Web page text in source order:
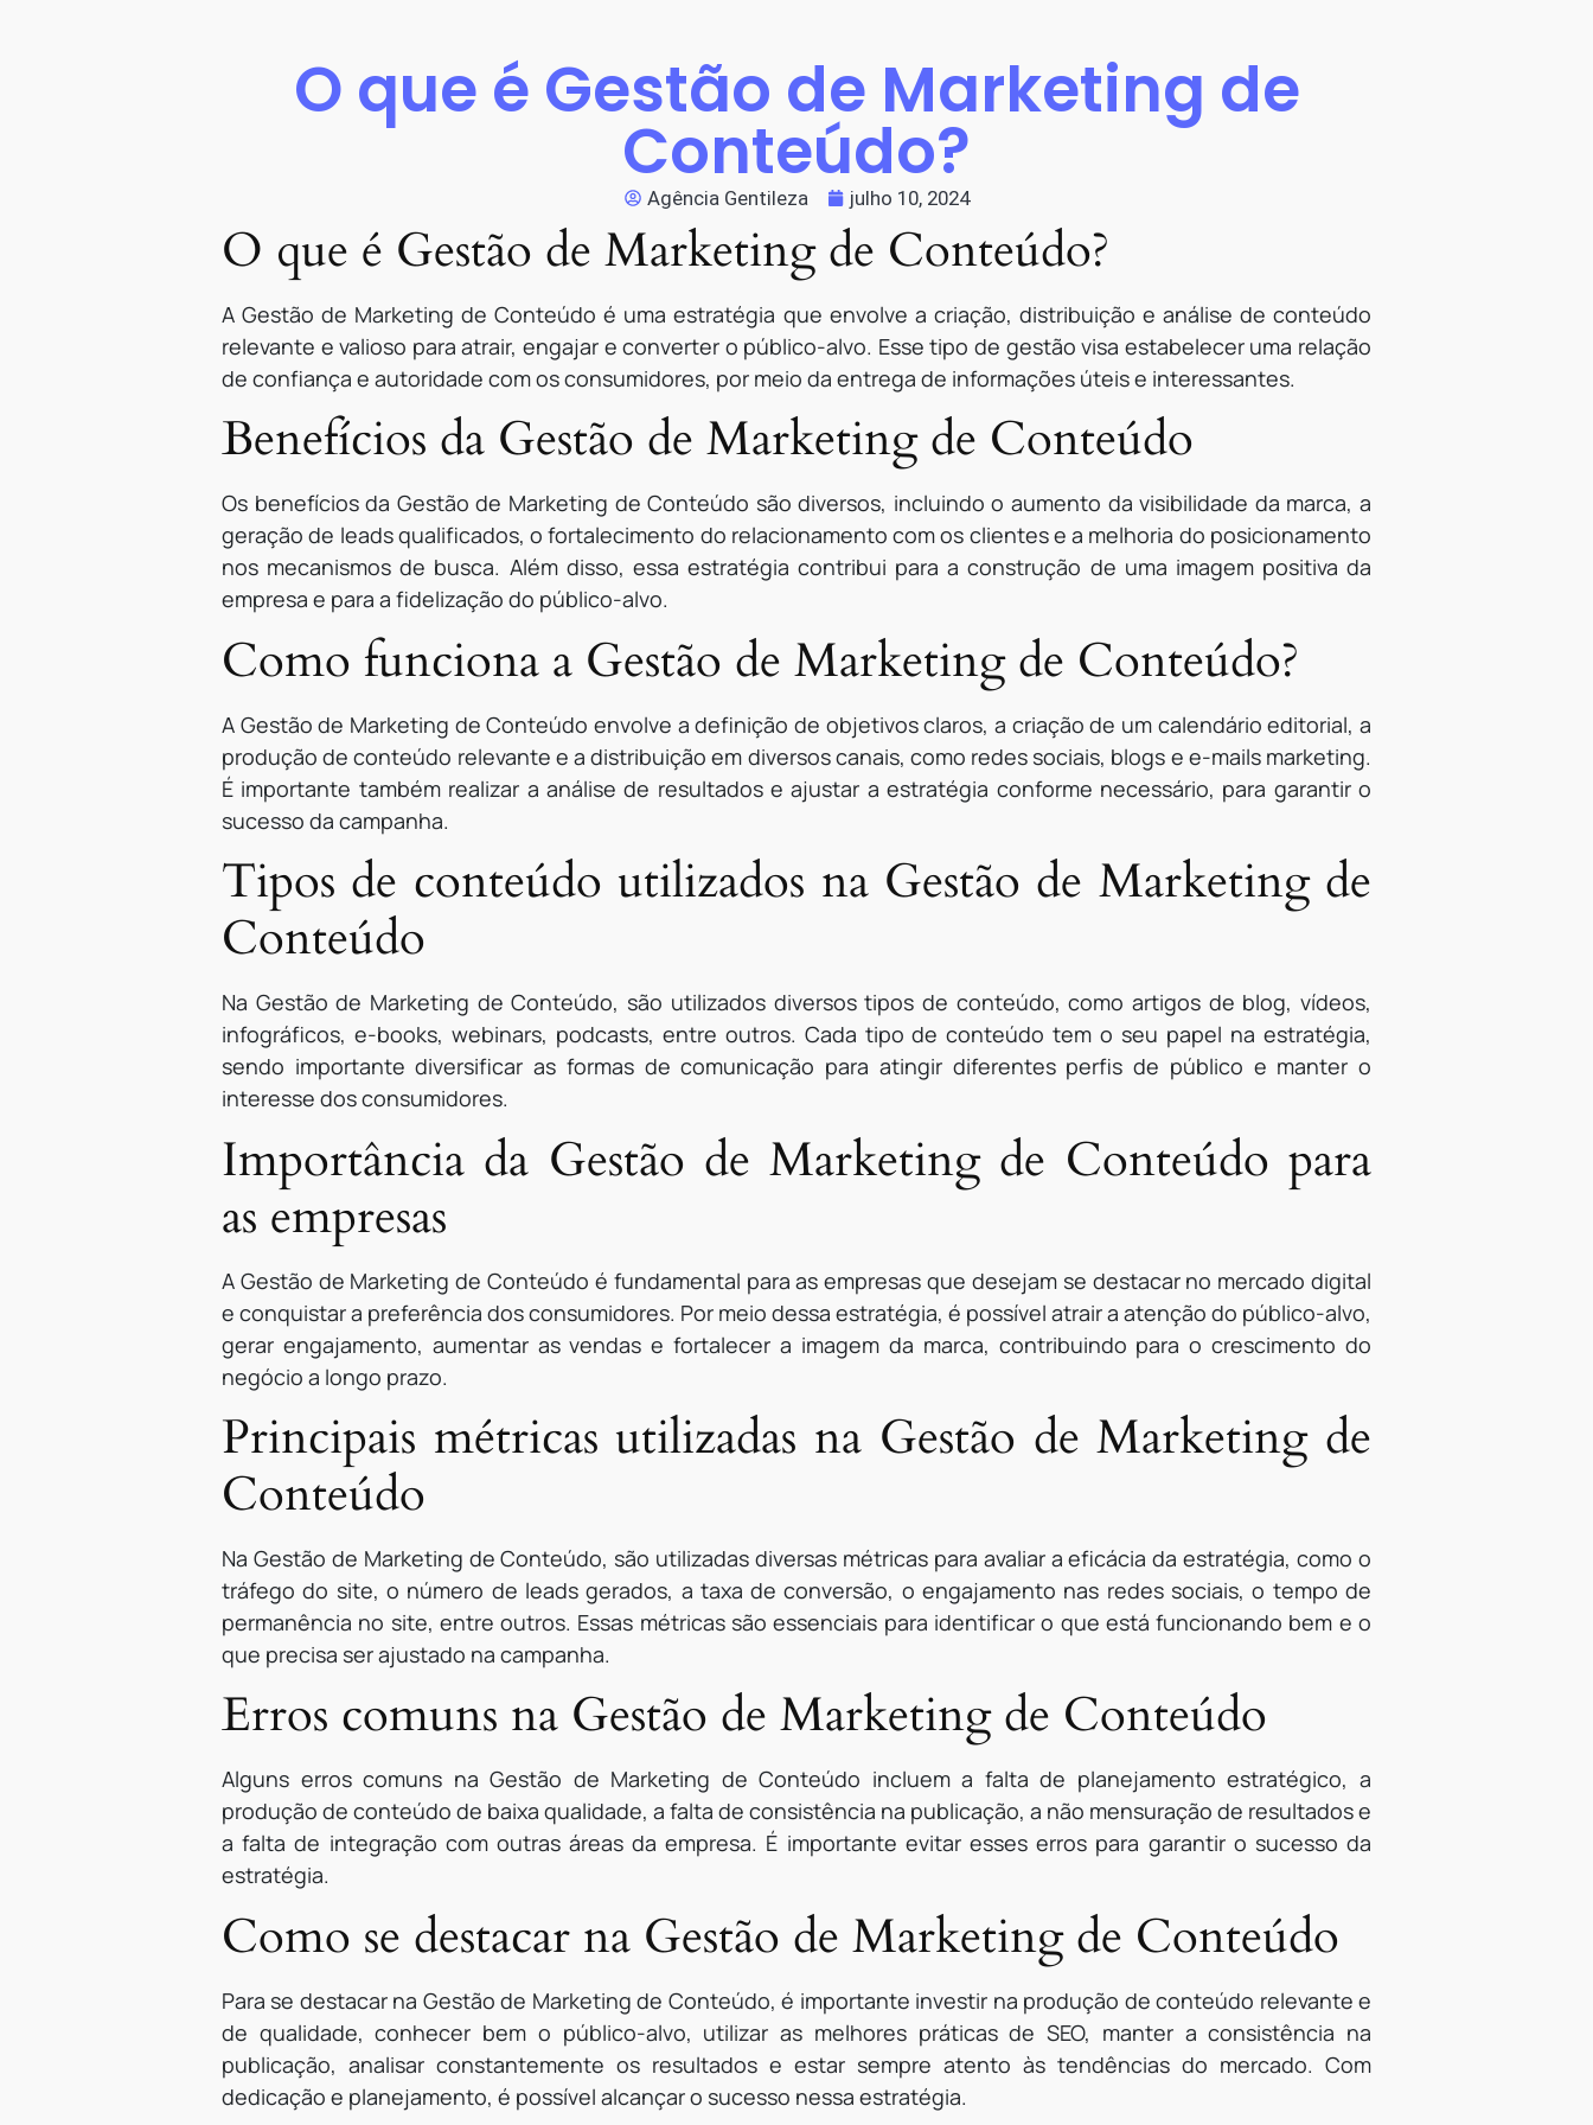
O que é Gestão de Marketing de
Conteúdo?
Agência Gentileza julho 10, 2024
O que é Gestão de Marketing de Conteúdo?
A Gestão de Marketing de Conteúdo é uma estratégia que envolve a criação, distribuição e análise de conteúdo
relevante e valioso para atrair, engajar e converter o público-alvo. Esse tipo de gestão visa estabelecer uma relação
de confiança e autoridade com os consumidores, por meio da entrega de informações úteis e interessantes.
Benefícios da Gestão de Marketing de Conteúdo
Os benefícios da Gestão de Marketing de Conteúdo são diversos, incluindo o aumento da visibilidade da marca, a
geração de leads qualificados, o fortalecimento do relacionamento com os clientes e a melhoria do posicionamento
nos mecanismos de busca. Além disso, essa estratégia contribui para a construção de uma imagem positiva da
empresa e para a fidelização do público-alvo.
Como funciona a Gestão de Marketing de Conteúdo?
A Gestão de Marketing de Conteúdo envolve a definição de objetivos claros, a criação de um calendário editorial, a
produção de conteúdo relevante e a distribuição em diversos canais, como redes sociais, blogs e e-mails marketing.
É importante também realizar a análise de resultados e ajustar a estratégia conforme necessário, para garantir o
sucesso da campanha.
Tipos de conteúdo utilizados na Gestão de Marketing de
Conteúdo
Na Gestão de Marketing de Conteúdo, são utilizados diversos tipos de conteúdo, como artigos de blog, vídeos,
infográficos, e-books, webinars, podcasts, entre outros. Cada tipo de conteúdo tem o seu papel na estratégia,
sendo importante diversificar as formas de comunicação para atingir diferentes perfis de público e manter o
interesse dos consumidores.
Importância da Gestão de Marketing de Conteúdo para
as empresas
A Gestão de Marketing de Conteúdo é fundamental para as empresas que desejam se destacar no mercado digital
e conquistar a preferência dos consumidores. Por meio dessa estratégia, é possível atrair a atenção do público-alvo,
gerar engajamento, aumentar as vendas e fortalecer a imagem da marca, contribuindo para o crescimento do
negócio a longo prazo.
Principais métricas utilizadas na Gestão de Marketing de
Conteúdo
Na Gestão de Marketing de Conteúdo, são utilizadas diversas métricas para avaliar a eficácia da estratégia, como o
tráfego do site, o número de leads gerados, a taxa de conversão, o engajamento nas redes sociais, o tempo de
permanência no site, entre outros. Essas métricas são essenciais para identificar o que está funcionando bem e o
que precisa ser ajustado na campanha.
Erros comuns na Gestão de Marketing de Conteúdo
Alguns erros comuns na Gestão de Marketing de Conteúdo incluem a falta de planejamento estratégico, a
produção de conteúdo de baixa qualidade, a falta de consistência na publicação, a não mensuração de resultados e
a falta de integração com outras áreas da empresa. É importante evitar esses erros para garantir o sucesso da
estratégia.
Como se destacar na Gestão de Marketing de Conteúdo
Para se destacar na Gestão de Marketing de Conteúdo, é importante investir na produção de conteúdo relevante e
de qualidade, conhecer bem o público-alvo, utilizar as melhores práticas de SEO, manter a consistência na
publicação, analisar constantemente os resultados e estar sempre atento às tendências do mercado. Com
dedicação e planejamento, é possível alcançar o sucesso nessa estratégia.